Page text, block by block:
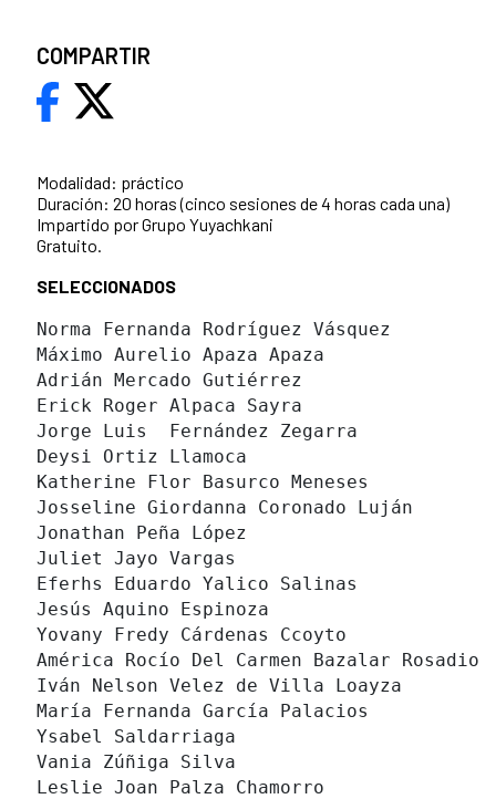
Modalidad: práctico
Duración: 20 horas (cinco sesiones de 4 horas cada una)
Impartido por Grupo Yuyachkani
Gratuito.
SELECCIONADOS
Norma Fernanda Rodríguez Vásquez
Máximo Aurelio Apaza Apaza
Adrián Mercado Gutiérrez
Erick Roger Alpaca Sayra
Jorge Luis  Fernández Zegarra
Deysi Ortiz Llamoca
Katherine Flor Basurco Meneses
Josseline Giordanna Coronado Luján
Jonathan Peña López
Juliet Jayo Vargas
Eferhs Eduardo Yalico Salinas
Jesús Aquino Espinoza
Yovany Fredy Cárdenas Ccoyto
América Rocío Del Carmen Bazalar Rosadio
Iván Nelson Velez de Villa Loayza
María Fernanda García Palacios
Ysabel Saldarriaga
Vania Zúñiga Silva
Leslie Joan Palza Chamorro
COMPARTIR